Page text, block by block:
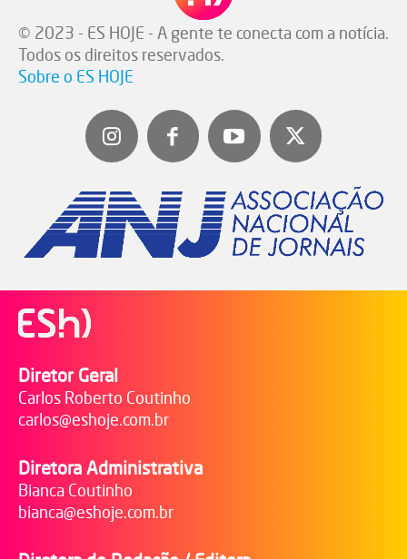
© 2023 - ES HOJE - A gente te conecta com a notícia.
Todos os direitos reservados.
Sobre o ES HOJE
Diretor Geral
Carlos Roberto Coutinho
carlos@eshoje.com.br
Diretora Administrativa
Bianca Coutinho
bianca@eshoje.com.br